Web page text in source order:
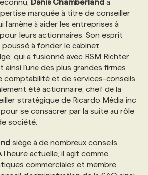
Denis Chamberland a
marquée à titre de conseiller
l’amène à aider les entreprises à
leurs actionnaires. Son esprit
poussé à fonder le cabinet
qui a fusionné avec RSM Richter
ainsi l’une des plus grandes firmes
comptabilité et de services-conseils
été actionnaire, chef de la
stratégique de Ricardo Média inc
se consacrer par la suite au rôle
société.
siège à de nombreux conseils
l’heure actuelle, il agit comme
commerciales et membre